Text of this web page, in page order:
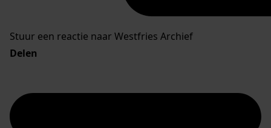
Stuur een reactie naar Westfries Archief
Delen